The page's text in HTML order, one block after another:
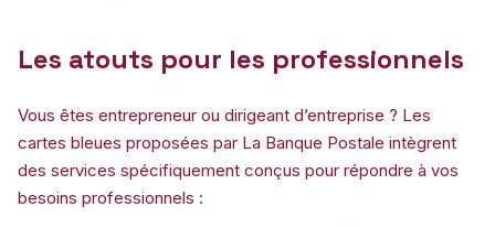
Les atouts pour les professionnels
Vous êtes entrepreneur ou dirigeant d’entreprise ? Les
cartes bleues proposées par La Banque Postale intègrent
des services spécifiquement conçus pour répondre à vos
besoins professionnels :